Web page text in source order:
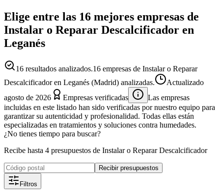
Elige entre las 16 mejores empresas de
Instalar o Reparar Descalcificador en
Leganés
16 resultados analizados.16 empresas de Instalar o Reparar
Descalcificador en Leganés (Madrid) analizadas.
Actualizado
agosto de 2026
Empresas verificadas
Las empresas
incluidas en este listado han sido verificadas por nuestro equipo para
garantizar su autenticidad y profesionalidad. Todas ellas están
especializadas en tratamientos y soluciones contra humedades.
¿No tienes tiempo para buscar?
Recibe hasta 4 presupuestos de Instalar o Reparar Descalcificador
Recibir presupuestos
Filtros